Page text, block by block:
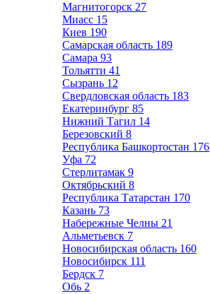
Магнитогорск 27
Миасс 15
Киев 190
Самарская область 189
Самара 93
Тольятти 41
Сызрань 12
Свердловская область 183
Екатеринбург 85
Нижний Тагил 14
Березовский 8
Республика Башкортостан 176
Уфа 72
Стерлитамак 9
Октябрьский 8
Республика Татарстан 170
Казань 73
Набережные Челны 21
Альметьевск 7
Новосибирская область 160
Новосибирск 111
Бердск 7
Обь 2